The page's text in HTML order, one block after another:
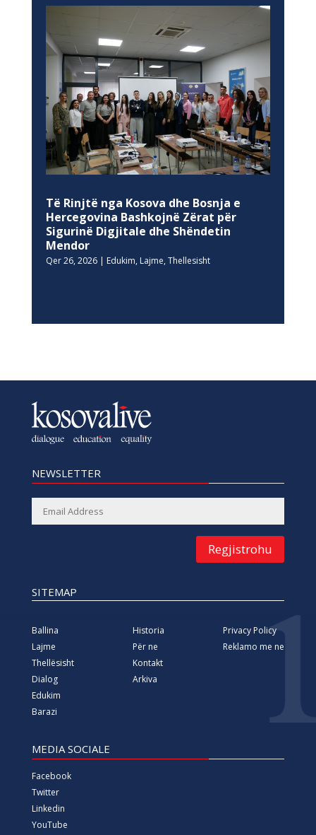
Të Rinjtë nga Kosova dhe Bosnja e
Hercegovina Bashkojnë Zërat për
Sigurinë Digjitale dhe Shëndetin
Mendor
Qer 26, 2026| Edukim, Lajme, Thellesisht
NEWSLETTER
Regjistrohu
SITEMAP
Ballina
Lajme
Thellësisht
Dialog
Edukim
Barazi
Historia
Për ne
Kontakt
Arkiva
Privacy Policy
Reklamo me ne
MEDIA SOCIALE
Facebook
Twitter
Linkedin
YouTube